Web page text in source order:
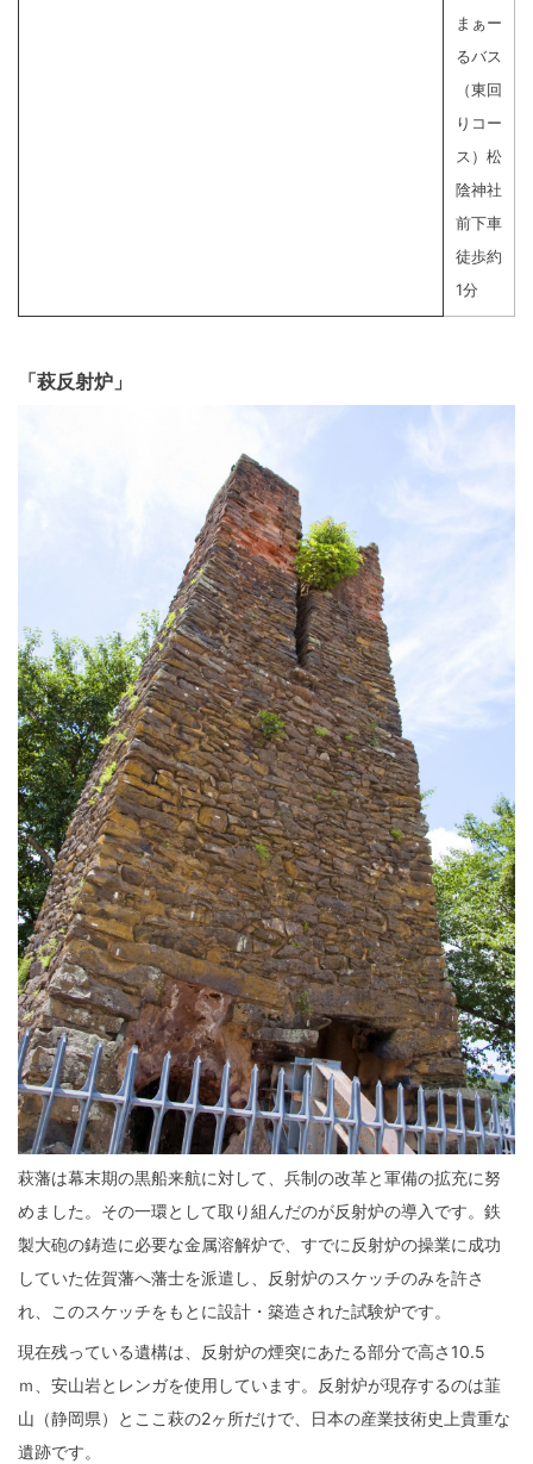
まぁー
るバス
（東回
りコー
ス）松
陰神社
前下車
徒歩約
1分
「萩反射炉」
萩藩は幕末期の黒船来航に対して、兵制の改革と軍備の拡充に努
めました。その一環として取り組んだのが反射炉の導入です。鉄
製大砲の鋳造に必要な金属溶解炉で、すでに反射炉の操業に成功
していた佐賀藩へ藩士を派遣し、反射炉のスケッチのみを許さ
れ、このスケッチをもとに設計・築造された試験炉です。
現在残っている遺構は、反射炉の煙突にあたる部分で高さ10.5
ｍ、安山岩とレンガを使用しています。反射炉が現存するのは韮
山（静岡県）とここ萩の2ヶ所だけで、日本の産業技術史上貴重な
遺跡です。